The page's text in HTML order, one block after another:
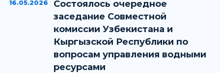
16.05.2026
Состоялось очередное
заседание Совместной
комиссии Узбекистана и
Кыргызской Республики по
вопросам управления водными
ресурсами